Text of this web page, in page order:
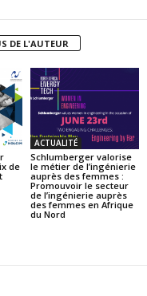
DE L'AUTEUR
de
ACTUALITÉ
Schlumberger valorise
le métier de l’ingénierie
auprès des femmes :
Promouvoir le secteur
de l’ingénierie auprès
des femmes en Afrique
du Nord